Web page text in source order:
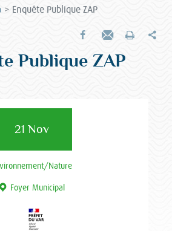
Enquête Publique ZAP
Partager sur Facebook
Envoyer par e-mail
Imprimer
Publique ZAP
21 Nov
Nature
Foyer Municipal